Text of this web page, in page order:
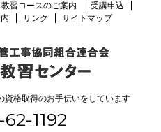
教習コースのご案内
受講申込
リンク サイトマップ
資格取得のお手伝いをしています
1192